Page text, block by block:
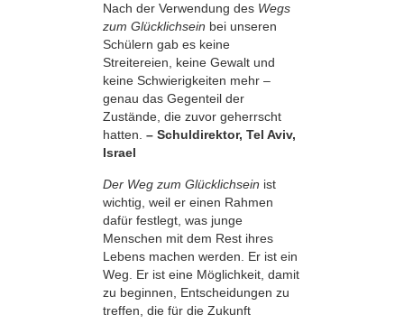
Nach der Verwendung des Wegs
zum Glücklichsein bei unseren
Schülern gab es keine
Streitereien, keine Gewalt und
keine Schwierigkeiten mehr –
genau das Gegenteil der
Zustände, die zuvor geherrscht
hatten. – Schuldirektor, Tel Aviv,
Israel
Der Weg zum Glücklichsein ist
wichtig, weil er einen Rahmen
dafür festlegt, was junge
Menschen mit dem Rest ihres
Lebens machen werden. Er ist ein
Weg. Er ist eine Möglichkeit, damit
zu beginnen, Entscheidungen zu
treffen, die für die Zukunft